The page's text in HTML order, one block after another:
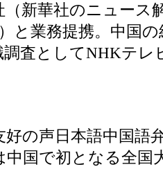
新華社のニュース
と業務提携。中国
調査としてNHKテレ
好の声日本語中国語
中国で初となる全国